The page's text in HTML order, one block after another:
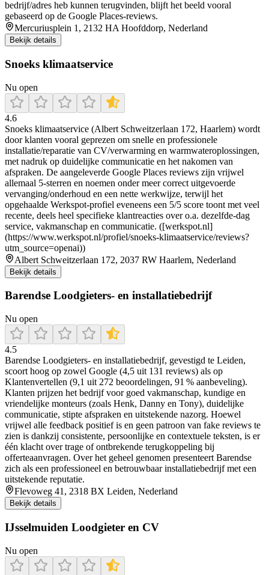
bedrijf/adres heb kunnen terugvinden, blijft het beeld vooral
gebaseerd op de Google Places-reviews.
Mercuriusplein 1, 2132 HA Hoofddorp, Nederland
Bekijk details
Snoeks klimaatservice
Nu open
4.6
Snoeks klimaatservice (Albert Schweitzerlaan 172, Haarlem) wordt
door klanten vooral geprezen om snelle en professionele
installatie/reparatie van CV/verwarming en warmwateroplossingen,
met nadruk op duidelijke communicatie en het nakomen van
afspraken. De aangeleverde Google Places reviews zijn vrijwel
allemaal 5-sterren en noemen onder meer correct uitgevoerde
vervanging/onderhoud en een nette werkwijze, terwijl het
opgehaalde Werkspot-profiel eveneens een 5/5 score toont met veel
recente, deels heel specifieke klantreacties over o.a. dezelfde-dag
service, vakmanschap en communicatie. ([werkspot.nl]
(https://www.werkspot.nl/profiel/snoeks-klimaatservice/reviews?
utm_source=openai))
Albert Schweitzerlaan 172, 2037 RW Haarlem, Nederland
Bekijk details
Barendse Loodgieters- en installatiebedrijf
Nu open
4.5
Barendse Loodgieters‑ en installatiebedrijf, gevestigd te Leiden,
scoort hoog op zowel Google (4,5 uit 131 reviews) als op
Klantenvertellen (9,1 uit 272 beoordelingen, 91 % aanbeveling).
Klanten prijzen het bedrijf voor goed vakmanschap, kundige en
vriendelijke monteurs (zoals Henk, Danny en Tony), duidelijke
communicatie, stipte afspraken en uitstekende nazorg. Hoewel
vrijwel alle feedback positief is en geen patroon van fake reviews te
zien is dankzij consistente, persoonlijke en contextuele teksten, is er
één klacht over trage of ontbrekende terugkoppeling bij
offerteaanvragen. Over het geheel genomen presenteert Barendse
zich als een professioneel en betrouwbaar installatiebedrijf met een
uitstekende reputatie.
Flevoweg 41, 2318 BX Leiden, Nederland
Bekijk details
IJsselmuiden Loodgieter en CV
Nu open